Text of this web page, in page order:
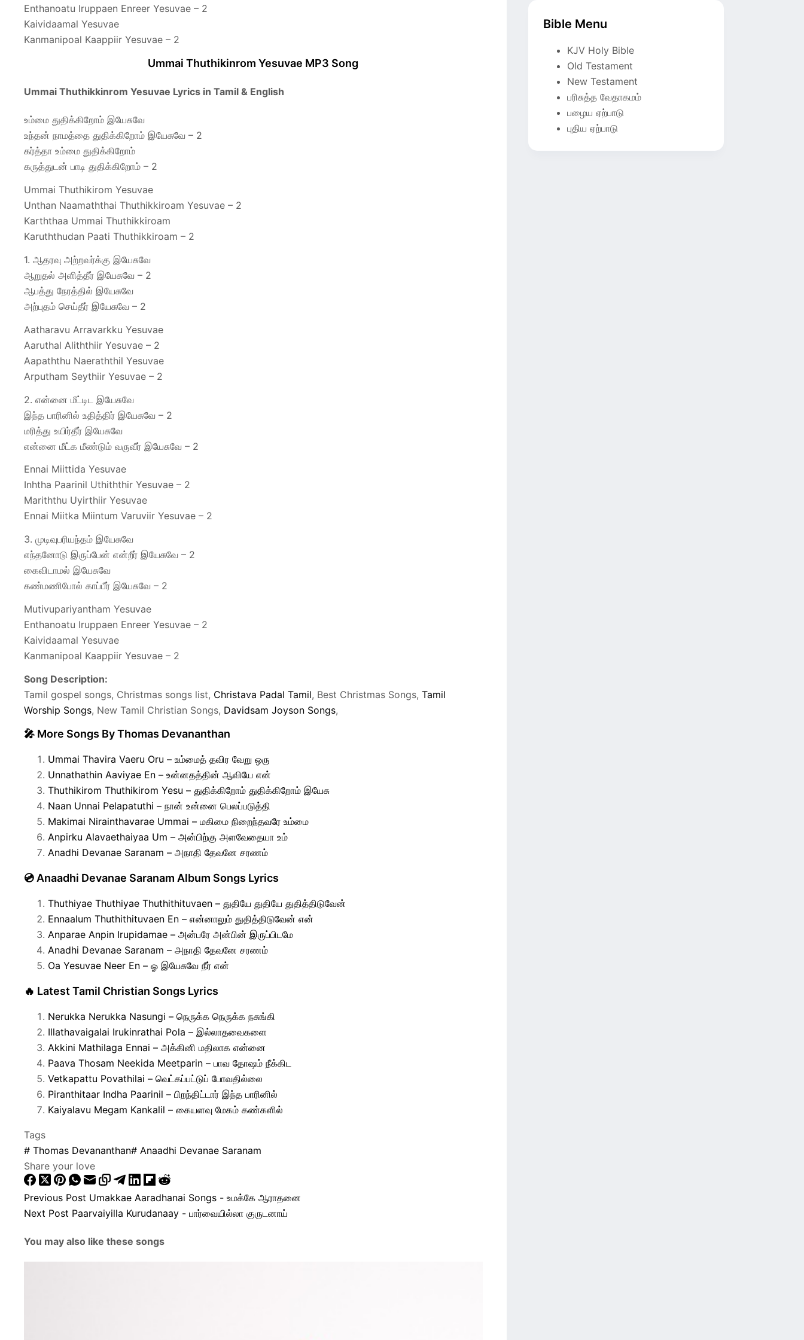
Enthanoatu Iruppaen Enreer Yesuvae – 2
Kaividaamal Yesuvae
Kanmanipoal Kaappiir Yesuvae – 2
Ummai Thuthikinrom Yesuvae MP3 Song
Ummai Thuthikkinrom Yesuvae Lyrics in Tamil & English
உம்மை துதிக்கிறோம் இயேசுவே
உந்தன் நாமத்தை துதிக்கிறோம் இயேசுவே – 2
கர்த்தா உம்மை துதிக்கிறோம்
கருத்துடன் பாடி துதிக்கிறோம் – 2
Ummai Thuthikirom Yesuvae
Unthan Naamaththai Thuthikkiroam Yesuvae – 2
Karththaa Ummai Thuthikkiroam
Karuththudan Paati Thuthikkiroam – 2
1. ஆதரவு அற்றவர்க்கு இயேசுவே
ஆறுதல் அளித்தீர் இயேசுவே – 2
ஆபத்து நேரத்தில் இயேசுவே
அற்புதம் செய்தீர் இயேசுவே – 2
Aatharavu Arravarkku Yesuvae
Aaruthal Aliththiir Yesuvae – 2
Aapaththu Naeraththil Yesuvae
Arputham Seythiir Yesuvae – 2
2. என்னை மீட்டிட இயேசுவே
இந்த பாரினில் உதித்திர் இயேசுவே – 2
மரித்து உயிர்தீர் இயேசுவே
என்னை மீட்க மீண்டும் வருவீர் இயேசுவே – 2
Ennai Miittida Yesuvae
Inhtha Paarinil Uthiththir Yesuvae – 2
Mariththu Uyirthiir Yesuvae
Ennai Miitka Miintum Varuviir Yesuvae – 2
3. முடிவுபரியந்தம் இயேசுவே
எந்தனோடு இருப்பேன் என்றீர் இயேசுவே – 2
கைவிடாமல் இயேசுவே
கண்மணிபோல் காப்பீர் இயேசுவே – 2
Mutivupariyantham Yesuvae
Enthanoatu Iruppaen Enreer Yesuvae – 2
Kaividaamal Yesuvae
Kanmanipoal Kaappiir Yesuvae – 2
Song Description:
Tamil gospel songs, Christmas songs list, Christava Padal Tamil, Best Christmas Songs, Tamil
Worship Songs, New Tamil Christian Songs, Davidsam Joyson Songs,
🎤 More Songs By Thomas Devananthan
Ummai Thavira Vaeru Oru – உம்மைத் தவிர வேறு ஒரு
Unnathathin Aaviyae En – உன்னதத்தின் ஆவியே என்
Thuthikirom Thuthikirom Yesu – துதிக்கிறோம் துதிக்கிறோம் இயேசு
Naan Unnai Pelapatuthi – நான் உன்னை பெலப்படுத்தி
Makimai Nirainthavarae Ummai – மகிமை நிறைந்தவரே உம்மை
Anpirku Alavaethaiyaa Um – அன்பிற்கு அளவேதையா உம்
Anadhi Devanae Saranam – அநாதி தேவனே சரணம்
💿 Anaadhi Devanae Saranam Album Songs Lyrics
Thuthiyae Thuthiyae Thuthithituvaen – துதியே துதியே துதித்திடுவேன்
Ennaalum Thuthithituvaen En – என்னாலும் துதித்திடுவேன் என்
Anparae Anpin Irupidamae – அன்பரே அன்பின் இருப்பிடமே
Anadhi Devanae Saranam – அநாதி தேவனே சரணம்
Oa Yesuvae Neer En – ஓ இயேசுவே நீர் என்
🔥 Latest Tamil Christian Songs Lyrics
Nerukka Nerukka Nasungi – நெருக்க நெருக்க நசுங்கி
Illathavaigalai Irukinrathai Pola – இல்லாதவைகளை
Akkini Mathilaga Ennai – அக்கினி மதிலாக என்னை
Paava Thosam Neekida Meetparin – பாவ தோஷம் நீக்கிட
Vetkapattu Povathilai – வெட்கப்பட்டுப் போவதில்லை
Piranthitaar Indha Paarinil – பிறந்திட்டார் இந்த பாரினில்
Kaiyalavu Megam Kankalil – கையளவு மேகம் கண்களில்
Tags
# Thomas Devananthan# Anaadhi Devanae Saranam
Share your love
Previous Post Umakkae Aaradhanai Songs - உமக்கே ஆராதனை
Next Post Paarvaiyilla Kurudanaay - பார்வையில்லா குருடனாய்
You may also like these songs
Bible Menu
KJV Holy Bible
Old Testament
New Testament
பரிசுத்த வேதாகமம்
பழைய ஏற்பாடு
புதிய ஏற்பாடு